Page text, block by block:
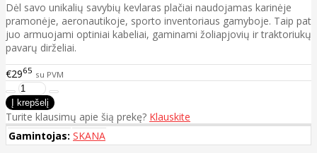
Dėl savo unikalių savybių kevlaras plačiai naudojamas karinėje
pramonėje, aeronautikoje, sporto inventoriaus gamyboje. Taip pat
juo armuojami optiniai kabeliai, gaminami žoliapjovių ir traktoriukų
pavarų dirželiai.
€2965 su PVM
Turite klausimų apie šią prekę? Klauskite
Gamintojas: SKANA